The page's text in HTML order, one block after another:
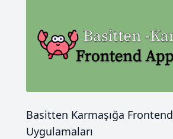
Basitten Karmaşığa Frontend
Uygulamaları